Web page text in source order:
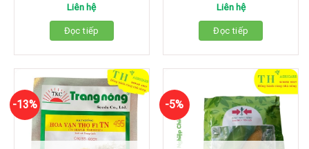
Liên hệ
Đọc tiếp
Liên hệ
Đọc tiếp
-13% -5%